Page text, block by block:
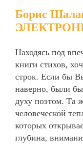
Борис
Находясь под
книги стихов,
строк. Если бы
наверно, были
духу поэтом. Та
человеческой
которых
глубина,